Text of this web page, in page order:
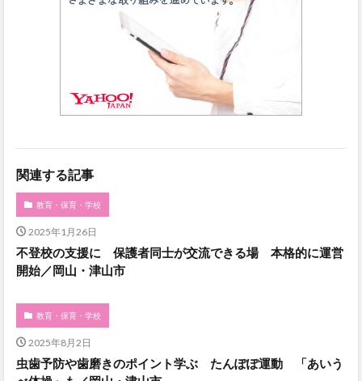
関連する記事
教育・保育・学校
2025年1月26日
不登校の支援に 保護者同士が交流できる場 本格的に運営
開始／岡山・津山市
教育・保育・学校
2025年8月2日
虫歯予防や歯磨きのポイント学ぶ たんぽぽ運動 「あいう